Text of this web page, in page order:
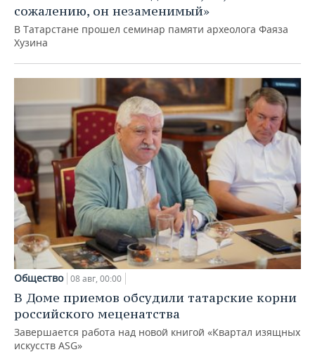
сожалению, он незаменимый»
В Татарстане прошел семинар памяти археолога Фаяза
Хузина
Общество 08 авг, 00:00
В Доме приемов обсудили татарские корни
российского меценатства
Завершается работа над новой книгой «Квартал изящных
искусств ASG»